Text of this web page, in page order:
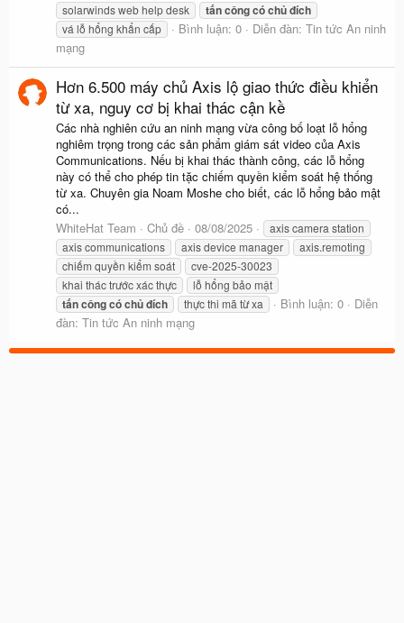
solarwinds web help desk
tấncôngcóchủđích
vá lỗ hổng khẩn cấp Bình luận: 0 Diễn đàn: Tin tức An ninh
mạng
Hơn 6.500 máy chủ Axis lộ giao thức điều khiển
từ xa, nguy cơ bị khai thác cận kề
Các nhà nghiên cứu an ninh mạng vừa công bố loạt lỗ hổng
nghiêm trọng trong các sản phẩm giám sát video của Axis
Communications. Nếu bị khai thác thành công, các lỗ hổng
này có thể cho phép tin tặc chiếm quyền kiểm soát hệ thống
từ xa. Chuyên gia Noam Moshe cho biết, các lỗ hổng bảo mật
có...
WhiteHat Team
Chủ đề 08/08/2025
axis camera station
axis communications
axis device manager
axis.remoting
chiếm quyền kiểm soát
cve-2025-30023
khai thác trước xác thực
lỗ hổng bảo mật
tấncôngcóchủđích thực thi mã từ xa Bình luận: 0
Diễn
đàn: Tin tức An ninh mạng